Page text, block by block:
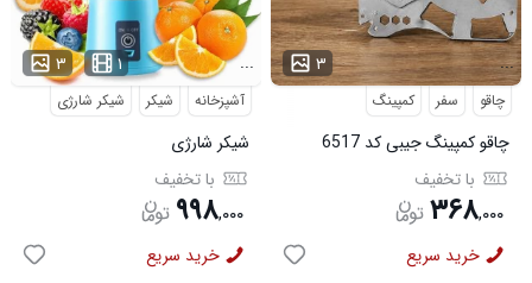
۳ ۱ ...
آشپزخانه شیکر شیکر شارژی
شیکر شارژی
با تخفیف
۹۹۸,۰۰۰
خرید سریع
۳ ...
چاقو سفر کمپینگ
چاقو کمپینگ جیبی کد 6517
با تخفیف
۳۶۸,۰۰۰
خرید سریع